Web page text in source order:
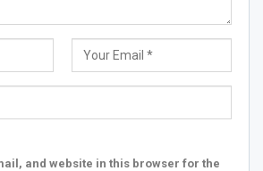
and website in this browser for the